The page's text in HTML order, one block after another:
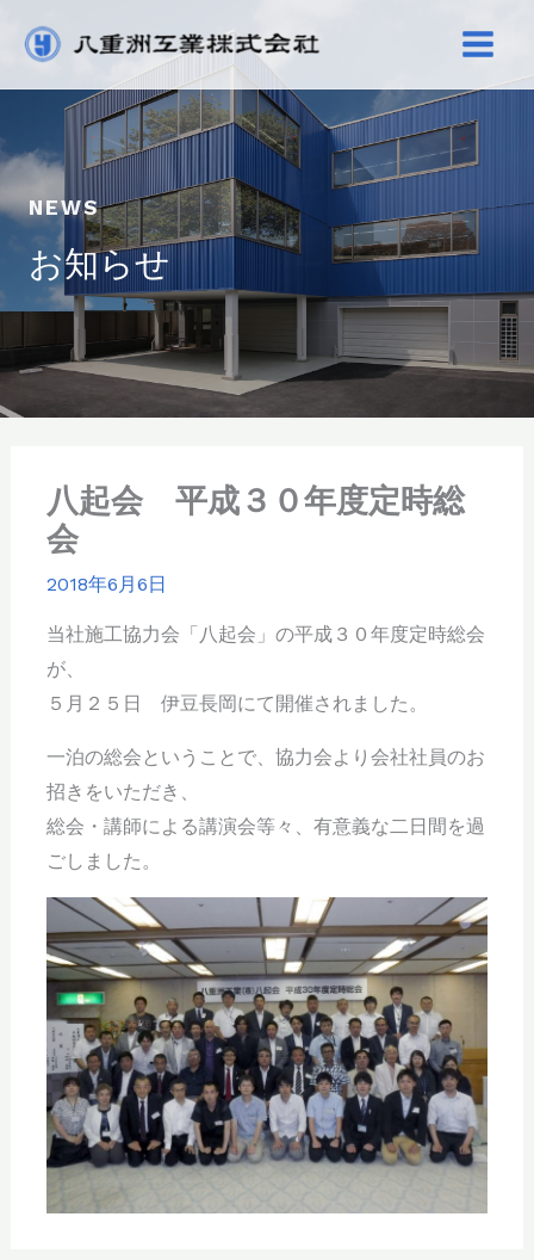
を
キ
プ
NEWS
お知らせ
八起会 平成３０年度定時総
会
2018年6月6日
当社施工協力会「八起会」の平成３０年度定時総会
が、
５月２５日 伊豆長岡にて開催されました。
一泊の総会ということで、協力会より会社社員のお
招きをいただき、
総会・講師による講演会等々、有意義な二日間を過
ごしました。